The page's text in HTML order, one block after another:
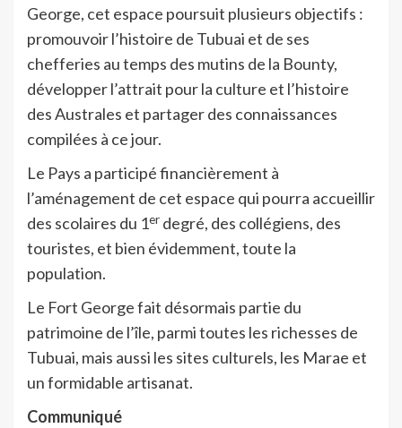
George, cet espace poursuit plusieurs objectifs :
promouvoir l’histoire de Tubuai et de ses
chefferies au temps des mutins de la Bounty,
développer l’attrait pour la culture et l’histoire
des Australes et partager des connaissances
compilées à ce jour.
Le Pays a participé financièrement à
l’aménagement de cet espace qui pourra accueillir
des scolaires du 1er degré, des collégiens, des
touristes, et bien évidemment, toute la
population.
Le Fort George fait désormais partie du
patrimoine de l’île, parmi toutes les richesses de
Tubuai, mais aussi les sites culturels, les Marae et
un formidable artisanat.
Communiqué